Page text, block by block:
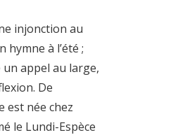
injonction au
à l’été ;
appel au large,
De
est née chez
le Lundi-Espèce